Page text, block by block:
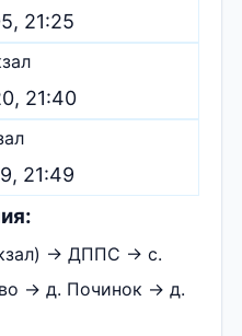
21:25
21:40
21:49
→ ДППС → с.
→ д. Починок → д.